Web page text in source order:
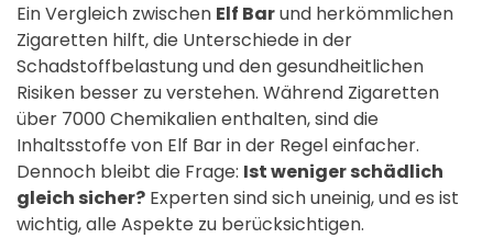
Ein Vergleich zwischen Elf Barund herkömmlichen
Zigaretten hilft, die Unterschiede in der
Schadstoffbelastung und den gesundheitlichen
Risiken besser zu verstehen. Während Zigaretten
über 7000 Chemikalien enthalten, sind die
Inhaltsstoffe von Elf Bar in der Regel einfacher.
Dennoch bleibt die Frage: Ist weniger schädlich
gleich sicher? Experten sind sich uneinig, und es ist
wichtig, alle Aspekte zu berücksichtigen.